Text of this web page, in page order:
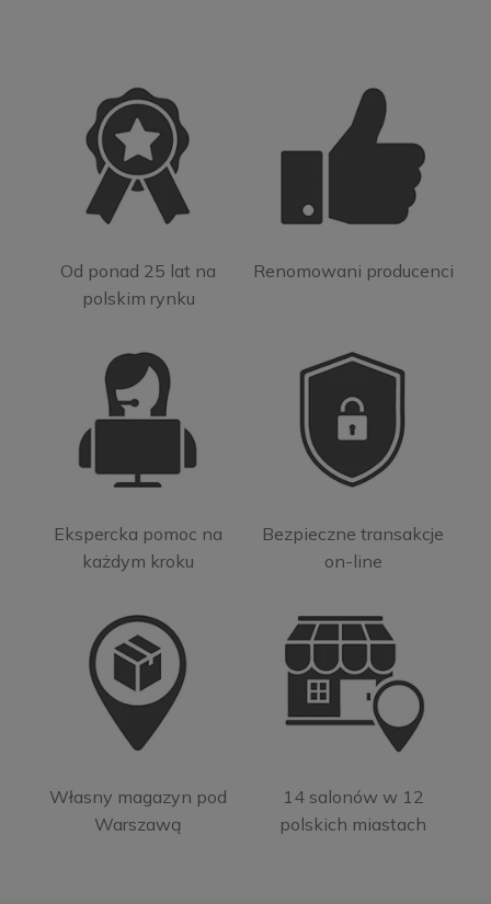
Od ponad 25 lat na
polskim rynku
Renomowani producenci
Ekspercka pomoc na
każdym kroku
Bezpieczne transakcje
on-line
Własny magazyn pod
Warszawą
14 salonów w 12
polskich miastach